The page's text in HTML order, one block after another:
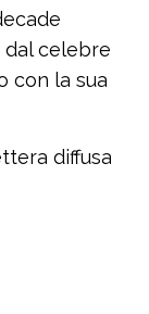
celebre
con la sua
diffusa